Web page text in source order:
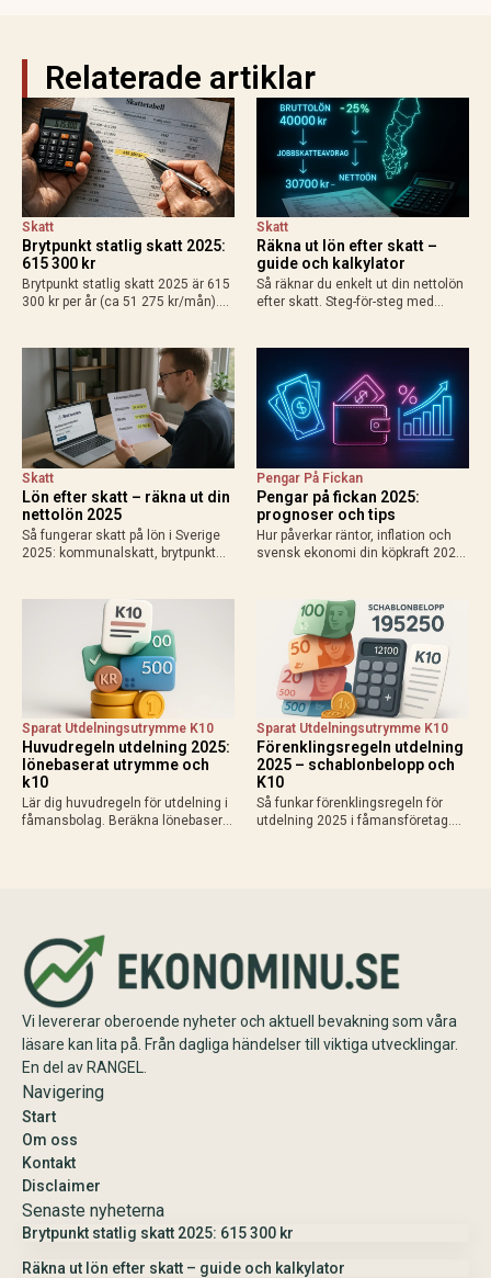
Relaterade artiklar
Brytpunkt statlig skatt 2025:
615 300 kr
Skatt
Brytpunkt statlig skatt 2025 är 615
300 kr per år (ca 51 275 kr/mån).
löntagare och pensionärer. Så
påverkas din plånbok!
Räkna ut lön efter skatt –
guide och kalkylator
Skatt
Så räknar du enkelt ut din nettolön
efter skatt. Steg-för-steg med
resultat 2025.
Lön efter skatt – räkna ut din
nettolön 2025
Skatt
Så fungerar skatt på lön i Sverige
2025: kommunalskatt, brytpunkt
Exempel, kalkylatorer och tips för
att räkna ut vad du får…
Pengar på fickan 2025:
prognoser och tips
Pengar På Fickan
Hur påverkar räntor, inflation och
svensk ekonomi din köpkraft 2025?
praktiska tips för att maximera
disponibel inkomst.
Huvudregeln utdelning 2025:
lönebaserat utrymme och
k10
Sparat Utdelningsutrymme K10
Lär dig huvudregeln för utdelning i
fåmansbolag. Beräkna lönebaserat
Förenklingsregeln utdelning
2025 – schablonbelopp och
K10
Sparat Utdelningsutrymme K10
Så funkar förenklingsregeln för
utdelning 2025 i fåmansföretag.
Vi levererar oberoende nyheter och aktuell bevakning som våra
läsare kan lita på. Från dagliga händelser till viktiga utvecklingar.
En del av RANGEL.
Navigering
Start
Om oss
Kontakt
Disclaimer
Senaste nyheterna
Brytpunkt statlig skatt 2025: 615 300 kr
Räkna ut lön efter skatt – guide och kalkylator